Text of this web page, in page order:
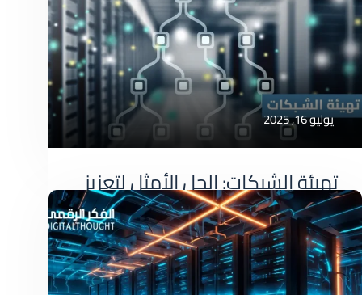
عقود صيانة أجهزة الكمبيوتر: شريكك الأمثل لضمان
استمرارية عملك في
صيانة شبكات
يوليو 16, 2025
تهيئة الشبكات: الحل الأمثل لتعزيز
كفاءة أعمالك مع الفكر الرقمي
تهيئة الشبكات: الحل الأمثل لتعزيز كفاءة أعمالك
مع الفكر الرقمي